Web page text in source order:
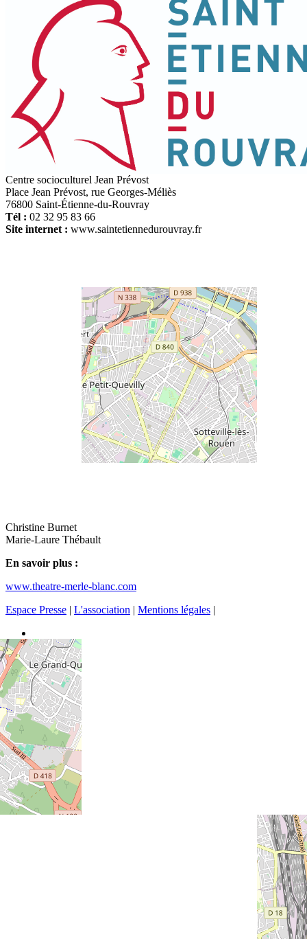
Centre socioculturel Jean Prévost
Place Jean Prévost, rue Georges-Méliès
76800 Saint-Étienne-du-Rouvray
Tél : 02 32 95 83 66
Site internet : www.saintetiennedurouvray.fr
Christine Burnet
Marie-Laure Thébault
En savoir plus :
www.theatre-merle-blanc.com
Espace Presse | L'association | Mentions légales |